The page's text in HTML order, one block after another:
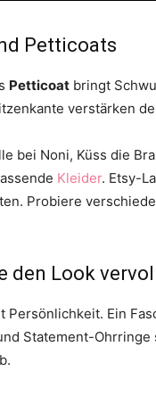
Petticoats
Petticoat bringt
verstärken
bei Noni, Küss die
Kleider. Etsy-
Probiere
den Look
Persönlichkeit. Ein
Statement-